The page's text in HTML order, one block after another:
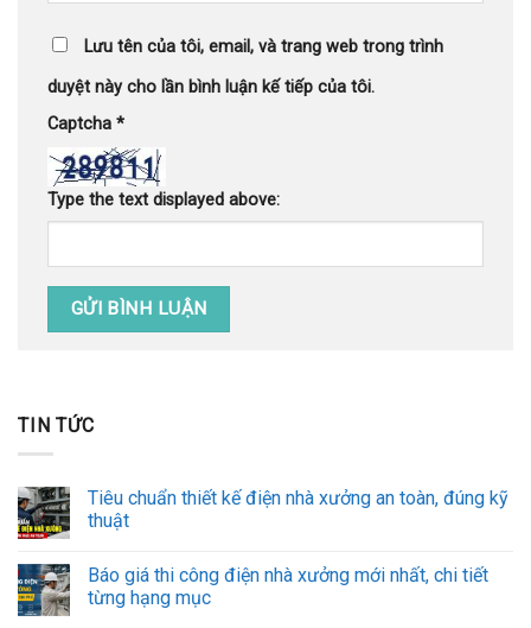
Lưu tên của tôi, email, và trang web trong trình
duyệt này cho lần bình luận kế tiếp của tôi.
Captcha *
Type the text displayed above:
TIN TỨC
Tiêu chuẩn thiết kế điện nhà xưởng an toàn, đúng kỹ
thuật
Báo giá thi công điện nhà xưởng mới nhất, chi tiết
từng hạng mục